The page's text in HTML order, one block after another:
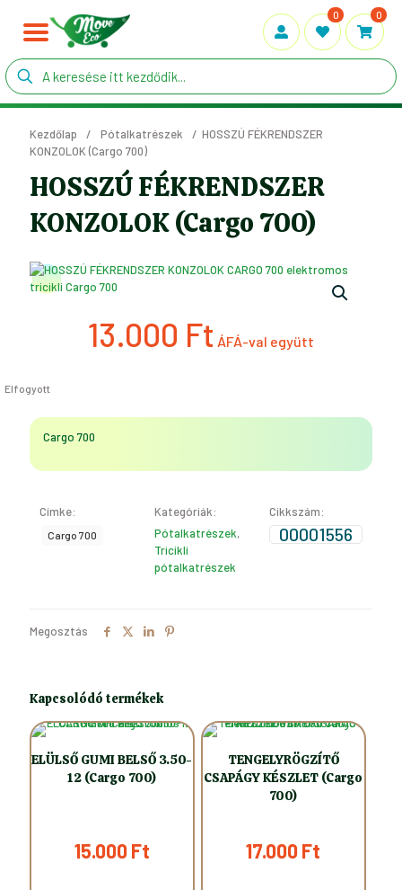
0 0
Kezdőlap / Pótalkatrészek / HOSSZÚ FÉKRENDSZER
KONZOLOK (Cargo 700)
HOSSZÚ FÉKRENDSZER
KONZOLOK (Cargo 700)
13.000 Ft
Elfogyott
Cargo 700
Címke:
Cargo 700
Kategóriák:
Pótalkatrészek,
Tricikli
pótalkatrészek
Cikkszám:
00001556
Megosztás
Kapcsolódó termékek
ELÜLSŐ GUMI BELSŐ 3.50-
12 (Cargo 700)
15.000Ft
TENGELYRÖGZÍTŐ
CSAPÁGY KÉSZLET (Cargo
700)
17.000Ft